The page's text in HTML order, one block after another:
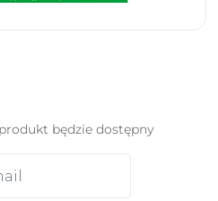
będzie dostępny